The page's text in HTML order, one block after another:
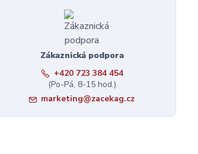
Zákaznická podpora
+420 723 384 454
(Po-Pá, 8-15 hod.)
marketing@zacekag.cz